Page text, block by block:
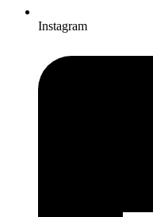
Instagram